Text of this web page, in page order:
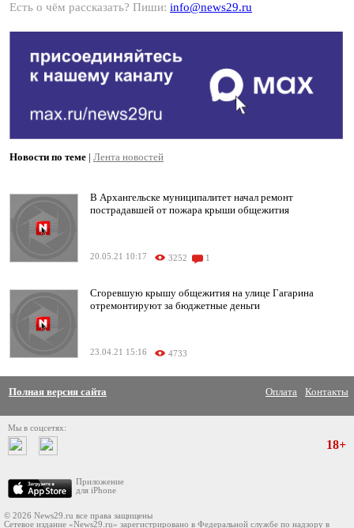
Есть о чём рассказать? Пиши: info@news29.ru
Новости по теме | Лента новостей
В Архангельске муниципалитет начал ремонт
пострадавшей от пожара крыши общежития
20.05.21 10:17 3252 1
Сгоревшую крышу общежития на улице Гагарина
отремонтируют за бюджетные деньги
23.04.21 15:16 4733
Полная версия сайта Оплата Контакты
Мы в соцсетях:
Приложение
для iPhone
18+
© 2026 News29.ru все права защищены
Сетевое издание «News29.ru» зарегистрировано в Федеральной службе по надзору в